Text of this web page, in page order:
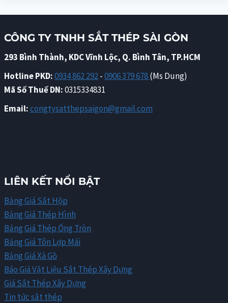
CÔNG TY TNHH SẮT THÉP SÀI GÒN
293 Bình Thành, KDC Vĩnh Lộc, Q. Bình Tân, TP.HCM
Hotline PKD:0934 862 292-0906 379 678(Ms Dung)
Mã Số Thuế DN:0315334831
Email:congtysatthepsaigon@gmail.com
LIÊN KẾT NỔI BẬT
Bảng Giá Sắt Hộp
Bảng Giá Thép Hình
Bảng Giá Thép Ống Tròn
Bảng Giá Tôn Lợp Mái
Bảng Giá Xà Gồ
Báo Giá Vật Liệu Sắt Thép Xây Dựng
Giá Sắt Thép Xây Dựng
Tin tức sắt thép